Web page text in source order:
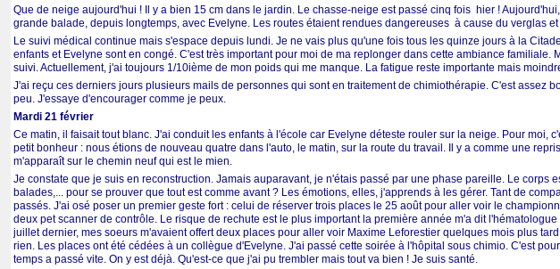
Que de neige aujourd'hui ! Il y a bien 15 cm dans le jardin. Le chasse-neige est passé cinq fois hier !
grande balade, depuis longtemps, avec Evelyne. Les routes étaient rendues dangereuses à cause du verglas
Le suivi médical continue mais s'espace depuis lundi. Je ne vais plus qu'une fois tous les quinze jours à la
enfants et Evelyne sont en congé. C'est très important pour moi de ma replonger dans cette ambiance
suivi. Actuellement, j'ai toujours 1/10ième de mon poids qui me manque. La fatigue reste importante mais
J'ai reçu ces derniers jours plusieurs mails de personnes qui sont en traitement de chimiothérapie. C'est assez
peu. J'essaye d'encourager comme je peux.
Mardi 21 février
Ce matin, il faisait tout blanc. J'ai conduit les enfants à l'école car Evelyne déteste rouler sur la neige. Pour moi,
petit bonheur : nous étions de nouveau quatre dans l'auto, le matin, sur la route du travail. Il y a comme une
m'apparaît sur le chemin neuf qui est le mien.
Je constate que je suis en reconstruction. Jamais auparavant, je n'étais passé par une phase pareille. Le
balades,... pour se prouver que tout est comme avant ? Les émotions, elles, j'apprends à les gérer. Tant de
passés. J'ai osé poser un premier geste fort : celui de réserver trois places le 25 août pour aller voir le
deux pet scanner de contrôle. Le risque de rechute est le plus important la première année m'a dit
juillet dernier, mes soeurs m'avaient offert deux places pour aller voir Maxime Leforestier quelques mois plus
rien. Les places ont été cédées à un collègue d'Evelyne. J'ai passé cette soirée à l'hôpital sous chimio. C'est
temps a passé vite. On y est déjà. Qu'est-ce que j'ai pu trembler mais tout va bien ! Je suis santé.